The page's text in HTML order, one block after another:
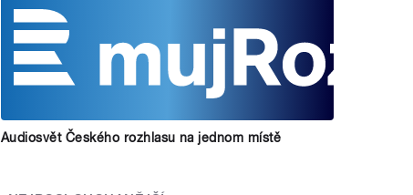
Audiosvět Českého rozhlasu na jednom místě